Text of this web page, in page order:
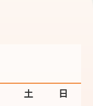
土
日